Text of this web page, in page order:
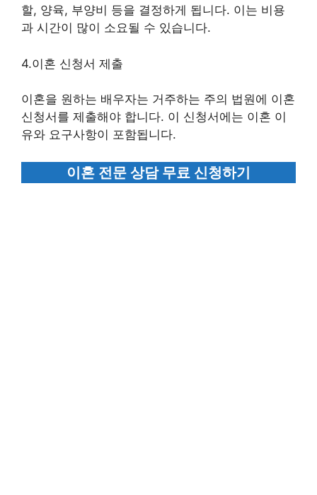
할, 양육, 부양비 등을 결정하게 됩니다. 이는 비용
과 시간이 많이 소요될 수 있습니다.
4.이혼 신청서 제출
이혼을 원하는 배우자는 거주하는 주의 법원에 이혼
신청서를 제출해야 합니다. 이 신청서에는 이혼 이
유와 요구사항이 포함됩니다.
이혼 전문 상담 무료 신청하기